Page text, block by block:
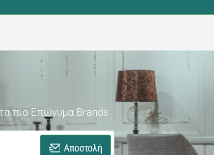
πιο Επώνυμα Brands
Αποστολή